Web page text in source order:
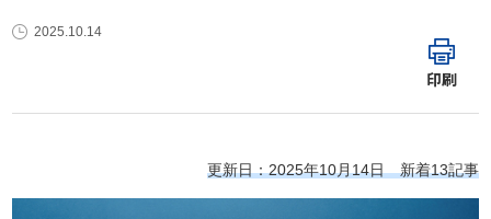
2025.10.14
印刷
更新日：2025年10月14日 新着13記事